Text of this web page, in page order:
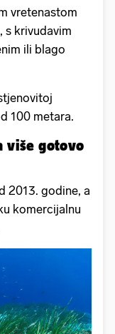
vretenastom
s krivudavim
ili blago
100 metara.
više gotovo
2013. godine, a
komercijalnu